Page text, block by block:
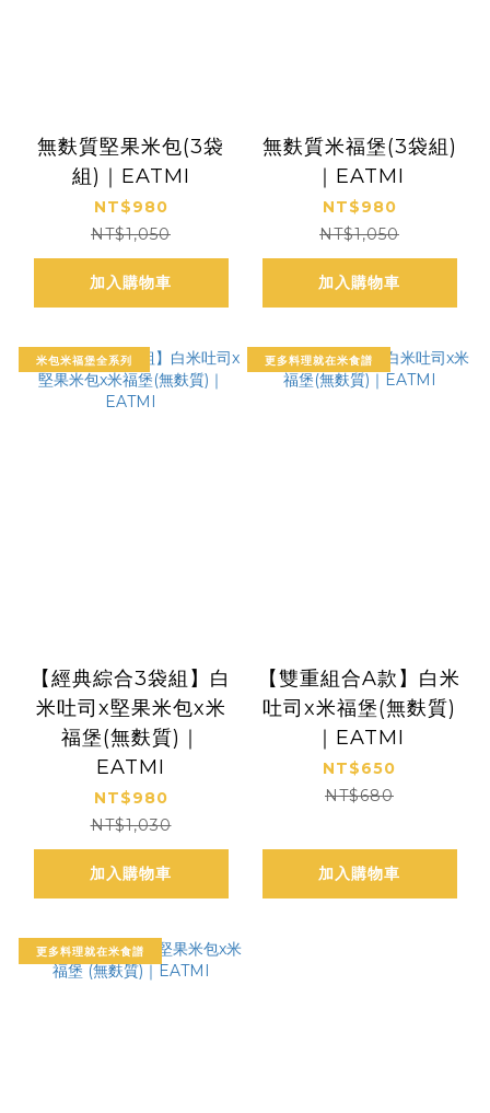
無麩質堅果米包(3袋
組)｜EATMI
NT$980
NT$1,050
加入購物車
無麩質米福堡(3袋組)
｜EATMI
NT$980
NT$1,050
加入購物車
米包米福堡全系列
【經典綜合3袋組】白
米吐司x堅果米包x米
福堡(無麩質)｜
EATMI
NT$980
NT$1,030
加入購物車
更多料理就在米食譜
【雙重組合A款】白米
吐司x米福堡(無麩質)
｜EATMI
NT$650
NT$680
加入購物車
更多料理就在米食譜